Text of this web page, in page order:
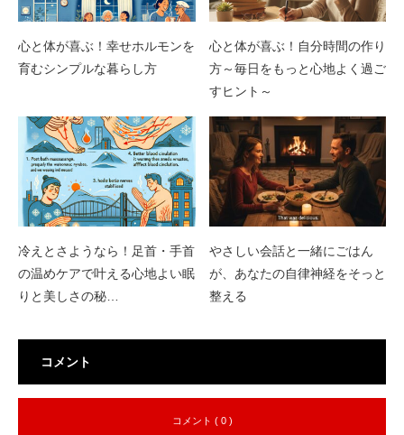
心と体が喜ぶ！幸せホルモンを
育むシンプルな暮らし方
心と体が喜ぶ！自分時間の作り
方～毎日をもっと心地よく過ご
すヒント～
冷えとさようなら！足首・手首
の温めケアで叶える心地よい眠
りと美しさの秘…
やさしい会話と一緒にごはん
が、あなたの自律神経をそっと
整える
コメント
コメント ( 0 )